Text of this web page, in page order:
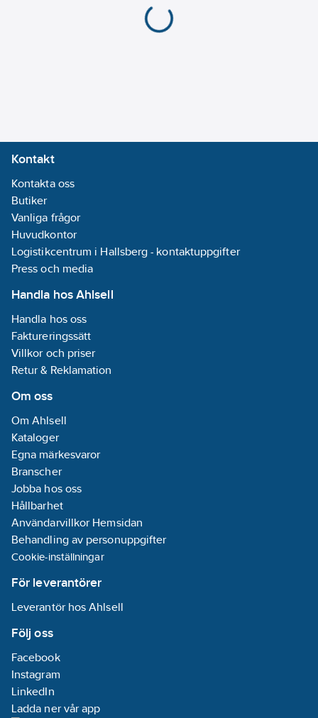
Kontakt
Kontakta oss
Butiker
Vanliga frågor
Huvudkontor
Logistikcentrum i Hallsberg - kontaktuppgifter
Press och media
Handla hos Ahlsell
Handla hos oss
Faktureringssätt
Villkor och priser
Retur & Reklamation
Om oss
Om Ahlsell
Kataloger
Egna märkesvaror
Branscher
Jobba hos oss
Hållbarhet
Användarvillkor Hemsidan
Behandling av personuppgifter
Cookie-inställningar
För leverantörer
Leverantör hos Ahlsell
Följ oss
Facebook
Instagram
LinkedIn
Ladda ner vår app